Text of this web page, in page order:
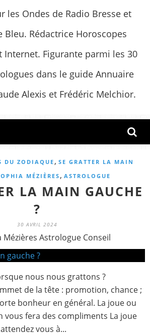
les Ondes de Radio Bresse et
Bleu. Rédactrice Horoscopes
Internet. Figurante parmi les 30
dans le guide Annuaire
Alexis et Frédéric Melchior.
DU ZODIAQUE , SE GRATTER LA MAIN
MÉZIÈRES , ASTROLOGUE
LA MAIN GAUCHE
?
30 AVRIL 2024
Mézières Astrologue Conseil
nous nous grattons ?
de la tête : promotion, chance ;
bonheur en général. La joue ou
vous fera des compliments La joue
vous à...